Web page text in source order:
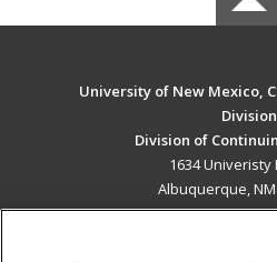
University of New Mexico,
Division
Division of
1634 Univeristy
Albuquerque, NM